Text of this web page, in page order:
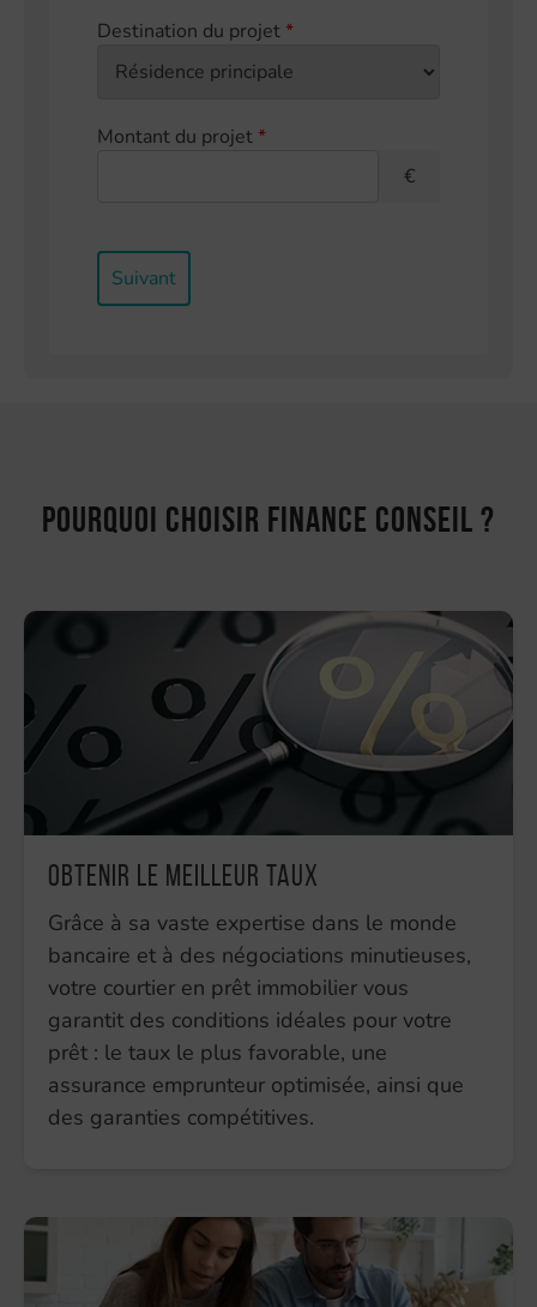
Destination du projet*
Montant du projet*
€
Suivant
Pourquoi choisir Finance Conseil ?
Obtenir le meilleur taux
Grâce à sa vaste expertise dans le monde
bancaire et à des négociations minutieuses,
votre courtier en prêt immobilier vous
garantit des conditions idéales pour votre
prêt : le taux le plus favorable, une
assurance emprunteur optimisée, ainsi que
des garanties compétitives.